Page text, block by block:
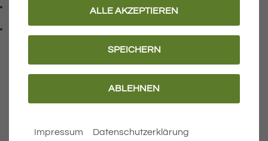
info@eriskirch.de
E-Mail Adresse: info@eriskirch.de
Adresse:
Wichtige Links
ALLE AKZEPTIEREN
SPEICHERN
ABLEHNEN
Impressum
Datenschutzerklärung